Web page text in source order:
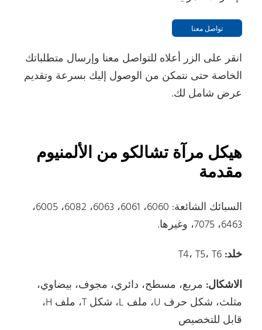
تواصل معنا
انقر على الزر أعلاه للتواصل معنا وإرسال متطلباتك
الخاصة حتى نتمكن من الوصول إليك بسرعة وتقديم
عرض شامل لك.
هيكل مرآة تشالكو من الألمنيوم
مقدمة
السبائك الشائعة: 6060، 6061، 6063، 6082، 6005،
6463، 7075، وغيرها.
خلد:T4، T5، T6
الاشكال: مربع، مسطح، دائري، مجوف، بيضاوي،
مثلث، شكل حرف U، ملف L، شكل T، ملف H،
قابل للتخصيص